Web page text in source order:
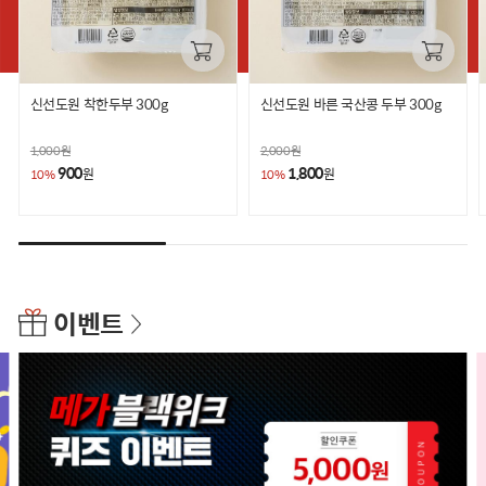
신선도원 착한두부 300g
1,000원
10%900원
신선도원 바른 국산콩 두부 300g
2,000원
10% 1,800원
이벤트